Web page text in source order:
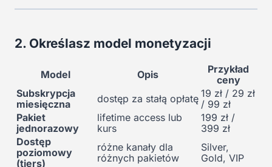
2. Określasz model monetyzacji
Model Opis
Przykład
ceny
Subskrypcja
miesięczna
dostęp za stałą opłatę 19 zł / 29 zł
/ 99 zł
Pakiet
jednorazowy
lifetime access lub
kurs
199 zł /
399 zł
Dostęp
poziomowy
(tiers)
różne kanały dla
różnych pakietów
Silver,
Gold, VIP